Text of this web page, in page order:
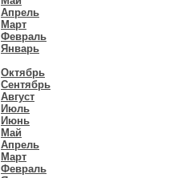
Апрель
Март
Февраль
Январь
Октябрь
Сентябрь
Август
Июль
Июнь
Май
Апрель
Март
Февраль